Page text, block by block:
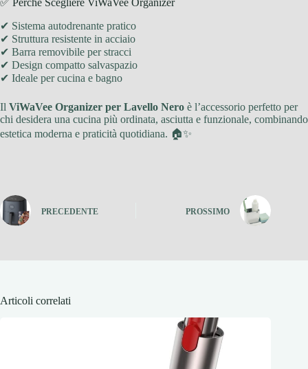
✅ Perché Scegliere ViWaVee Organizer
✔ Sistema autodrenante pratico
✔ Struttura resistente in acciaio
✔ Barra removibile per stracci
✔ Design compatto salvaspazio
✔ Ideale per cucina e bagno
Il ViWaVee Organizer per Lavello Nero è l’accessorio perfetto per
chi desidera una cucina più ordinata, asciutta e funzionale, combinando
estetica moderna e praticità quotidiana. 🏠✨
PRECEDENTE PROSSIMO
Articoli correlati